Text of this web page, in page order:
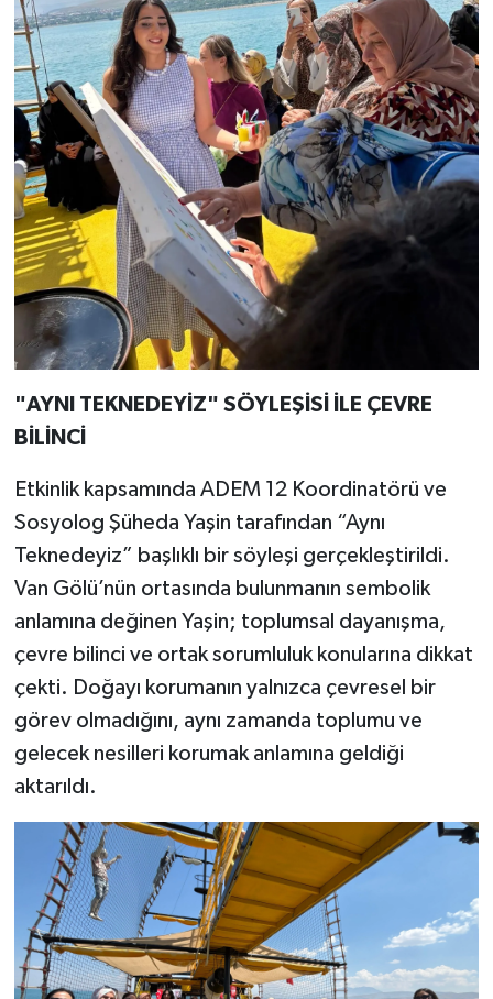
"AYNI TEKNEDEYİZ" SÖYLEŞİSİ İLE ÇEVRE
BİLİNCİ
Etkinlik kapsamında ADEM 12 Koordinatörü ve
Sosyolog Şüheda Yaşin tarafından “Aynı
Teknedeyiz” başlıklı bir söyleşi gerçekleştirildi.
Van Gölü’nün ortasında bulunmanın sembolik
anlamına değinen Yaşin; toplumsal dayanışma,
çevre bilinci ve ortak sorumluluk konularına dikkat
çekti. Doğayı korumanın yalnızca çevresel bir
görev olmadığını, aynı zamanda toplumu ve
gelecek nesilleri korumak anlamına geldiği
aktarıldı.